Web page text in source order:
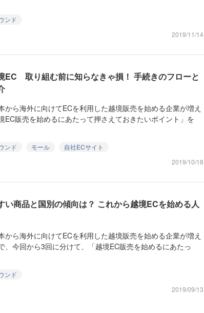
ンド
2019/11/14
EC 取り組む前に知らなきゃ損！ 手続きのフローと
から海外に向けてECを利用した越境販売を始める企業が増え
EC販売を始めるにあたって押さえておきたいポイント」を
ンド モール
自社ECサイト
2019/10/18
い商品と国別の傾向は？ これから越境ECを始める人
から海外に向けてECを利用した越境販売を始める企業が増え
、今回から3回に分けて、「越境EC販売を始めるにあたっ
ンド
2019/09/13